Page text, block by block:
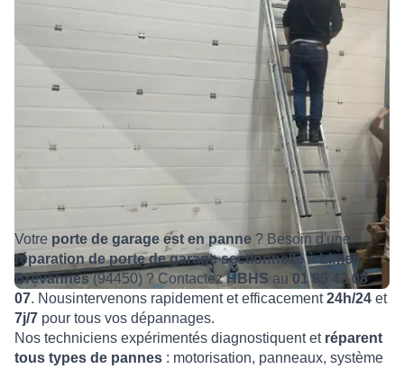
Votre porte de garage est en panne ? Besoin d'une
réparation de porte de garage sectionnelle à Limeil
Brévannes(94450) ? ContactezHBHS au 01 85 42 08
07. Nousintervenons rapidement et efficacement24h/24 et
7j/7 pour tous vos dépannages.
Nos techniciens expérimentés diagnostiquent et réparent
tous types de pannes : motorisation, panneaux, système